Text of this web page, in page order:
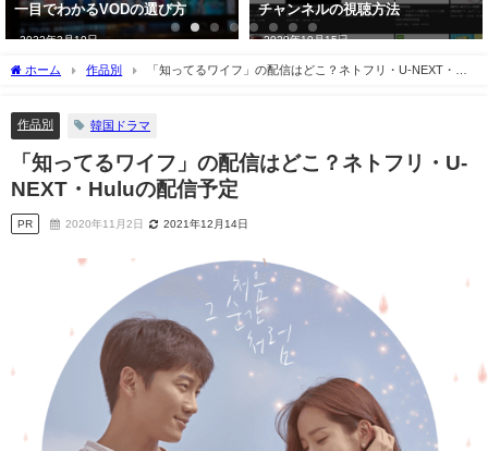
チャンネルの視聴方法
2020年10月15日
韓国ドラマ配信一覧
2023年10月1日
ホーム 作品別
「知ってるワイフ」の配信はどこ？ネトフリ・U-NEXT・
作品別 韓国ドラマ
「知ってるワイフ」の配信はどこ？ネトフリ・U-
NEXT・Huluの配信予定
PR 2020年11月2日 2021年12月14日